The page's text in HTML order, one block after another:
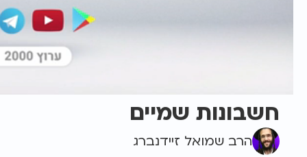
חשבונות שמיים
הרב שמואל זיידנברג